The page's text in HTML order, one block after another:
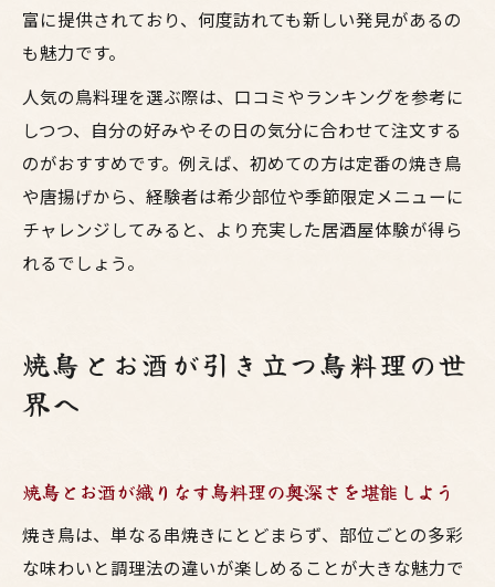
富に提供されており、何度訪れても新しい発見があるの
も魅力です。
人気の鳥料理を選ぶ際は、口コミやランキングを参考に
しつつ、自分の好みやその日の気分に合わせて注文する
のがおすすめです。例えば、初めての方は定番の焼き鳥
や唐揚げから、経験者は希少部位や季節限定メニューに
チャレンジしてみると、より充実した居酒屋体験が得ら
れるでしょう。
焼鳥とお酒が引き立つ鳥料理の世
界へ
焼鳥とお酒が織りなす鳥料理の奥深さを堪能しよう
焼き鳥は、単なる串焼きにとどまらず、部位ごとの多彩
な味わいと調理法の違いが楽しめることが大きな魅力で